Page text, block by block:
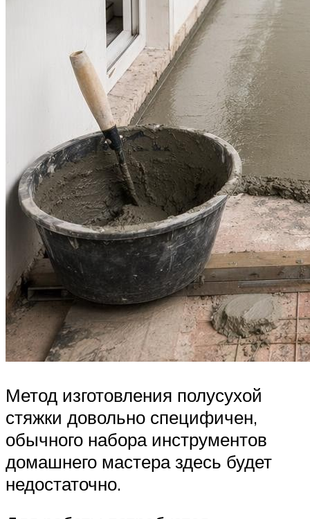
Метод изготовления полусухой
стяжки довольно специфичен,
обычного набора инструментов
домашнего мастера здесь будет
недостаточно.